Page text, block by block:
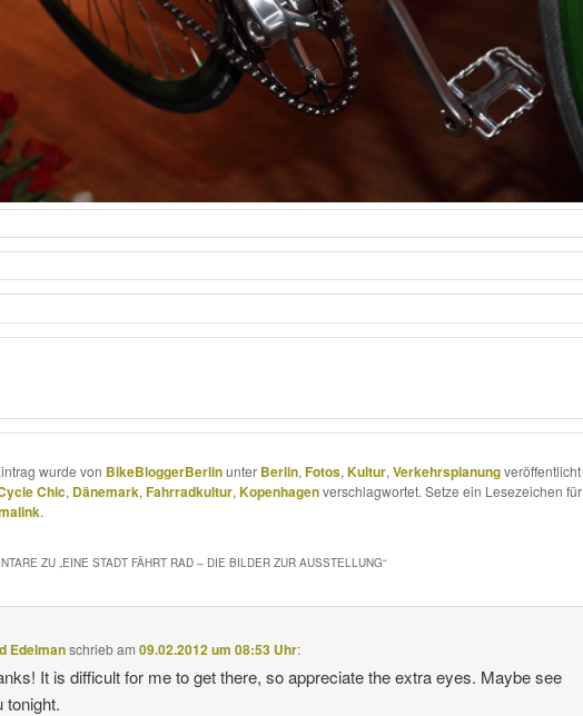
wurde von BikeBloggerBerlinunter Berlin, Fotos, Kultur, Verkehrsplanungveröffentlicht
Chic, Dänemark, Fahrradkultur, Kopenhagenverschlagwortet. Setze ein Lesezeichen für
.
ZU „EINE STADT FÄHRT RAD – DIE BILDER ZUR AUSSTELLUNG“
Edelmanschriebam09.02.2012 um 08:53 Uhr:
It is difficult for me to get there, so appreciate the extra eyes. Maybe see
tonight.